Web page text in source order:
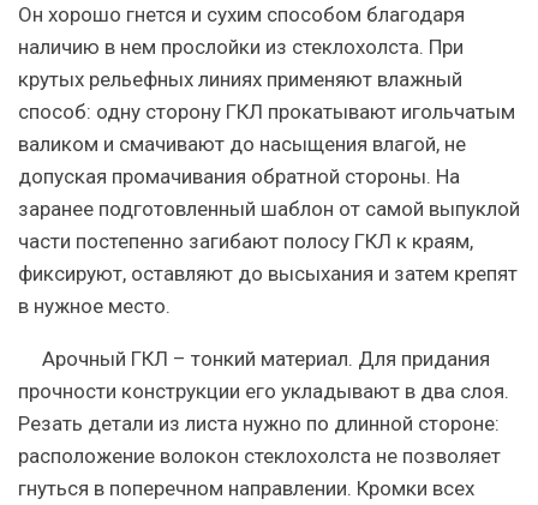
Он хорошо гнется и сухим способом благодаря
наличию в нем прослойки из стеклохолста. При
крутых рельефных линиях применяют влажный
способ: одну сторону ГКЛ прокатывают игольчатым
валиком и смачивают до насыщения влагой, не
допуская промачивания обратной стороны. На
заранее подготовленный шаблон от самой выпуклой
части постепенно загибают полосу ГКЛ к краям,
фиксируют, оставляют до высыхания и затем крепят
в нужное место.
Арочный ГКЛ – тонкий материал. Для придания
прочности конструкции его укладывают в два слоя.
Резать детали из листа нужно по длинной стороне:
расположение волокон стеклохолста не позволяет
гнуться в поперечном направлении. Кромки всех